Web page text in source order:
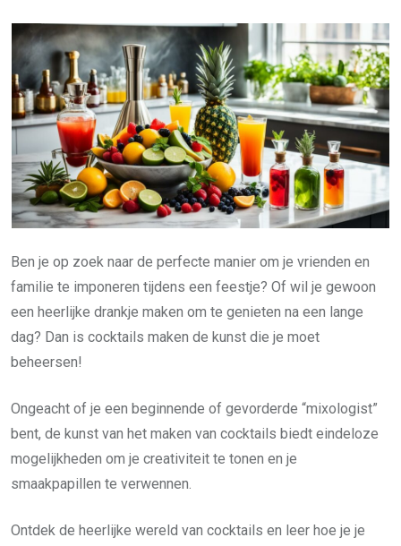
Email
Ben je op zoek naar de perfecte manier om je vrienden en
familie te imponeren tijdens een feestje? Of wil je gewoon
een heerlijke drankje maken om te genieten na een lange
dag? Dan is cocktails maken de kunst die je moet
beheersen!
Ongeacht of je een beginnende of gevorderde “mixologist”
bent, de kunst van het maken van cocktails biedt eindeloze
mogelijkheden om je creativiteit te tonen en je
smaakpapillen te verwennen.
Ontdek de heerlijke wereld van cocktails en leer hoe je je